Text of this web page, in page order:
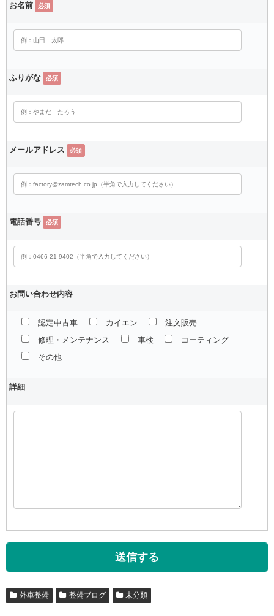
お名前 必須
ふりがな 必須
メールアドレス 必須
電話番号 必須
お問い合わせ内容
認定中古車 カイエン
注文販売
修理・メンテナンス
車検
コーティング
その他
詳細
外車整備 整備ブログ 未分類